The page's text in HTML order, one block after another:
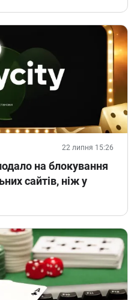
22 липня 15:26
на блокування
сайтів, ніж у